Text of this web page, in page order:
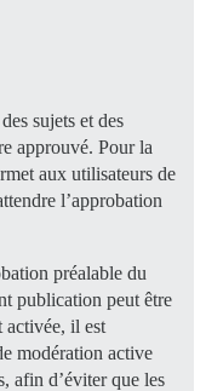
sujets et des
approuvé. Pour la
aux utilisateurs de
l’approbation
préalable du
publication peut être
activée, il est
modération active
afin d’éviter que les